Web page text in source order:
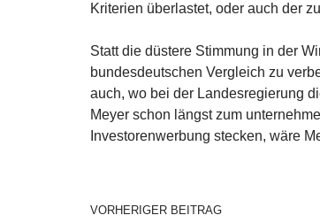
Kriterien überlastet, oder auch der
Statt die düstere Stimmung in der
bundesdeutschen Vergleich zu
auch, wo bei der Landesregierung
Meyer schon längst zum
Investorenwerbung stecken, wäre
VORHERIGER BEITRAG